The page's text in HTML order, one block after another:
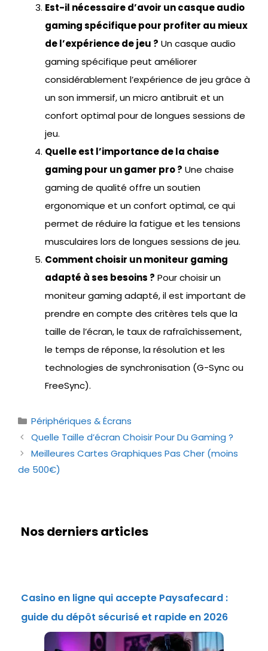
Est-il nécessaire d’avoir un casque audio
gaming spécifique pour profiter au mieux
de l’expérience de jeu ? Un casque audio
gaming spécifique peut améliorer
considérablement l’expérience de jeu grâce à
un son immersif, un micro antibruit et un
confort optimal pour de longues sessions de
jeu.
Quelle est l’importance de la chaise
gaming pour un gamer pro ? Une chaise
gaming de qualité offre un soutien
ergonomique et un confort optimal, ce qui
permet de réduire la fatigue et les tensions
musculaires lors de longues sessions de jeu.
Comment choisir un moniteur gaming
adapté à ses besoins ? Pour choisir un
moniteur gaming adapté, il est important de
prendre en compte des critères tels que la
taille de l’écran, le taux de rafraîchissement,
le temps de réponse, la résolution et les
technologies de synchronisation (G-Sync ou
FreeSync).
Catégories
Périphériques & Écrans
Quelle Taille d’écran Choisir Pour Du Gaming ?
Meilleures Cartes Graphiques Pas Cher (moins
de 500€)
Nos derniers articles
Casino en ligne qui accepte Paysafecard :
guide du dépôt sécurisé et rapide en 2026